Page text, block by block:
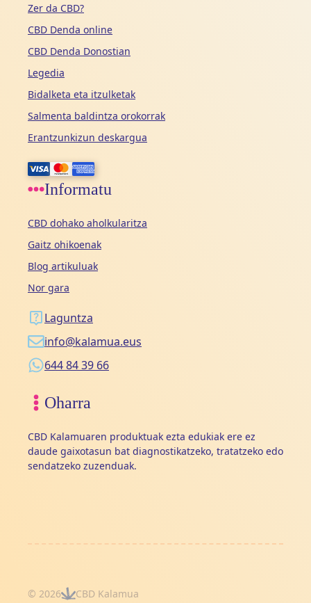
Zer da CBD?
CBD Denda online
CBD Denda Donostian
Legedia
Bidalketa eta itzulketak
Salmenta baldintza orokorrak
Erantzunkizun deskargua
Informatu
CBD dohako aholkularitza
Gaitz ohikoenak
Blog artikuluak
Nor gara
Laguntza
info@kalamua.eus
644 84 39 66
Oharra
CBD Kalamuaren produktuak ezta edukiak ere ez
daude gaixotasun bat diagnostikatzeko, tratatzeko edo
sendatzeko zuzenduak.
© 2026 CBD Kalamua